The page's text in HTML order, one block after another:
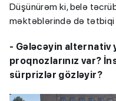
Düşünürəm ki, belə
məktəblərində də tətbiqi
- Gələcəyin alternativ
proqnozlarınız var?
sürprizlər gözləyir?